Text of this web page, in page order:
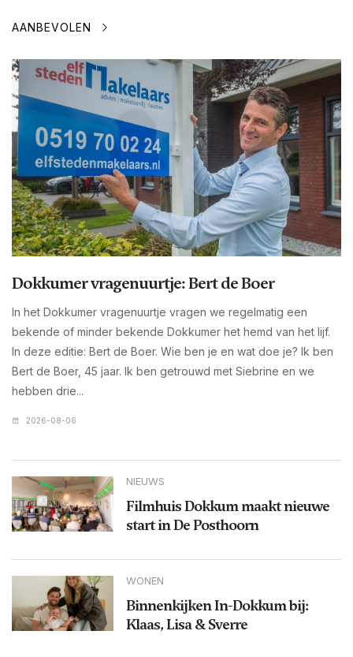
AANBEVOLEN
Dokkumer vragenuurtje: Bert de Boer
In het Dokkumer vragenuurtje vragen we regelmatig een
bekende of minder bekende Dokkumer het hemd van het lijf.
In deze editie: Bert de Boer. Wie ben je en wat doe je? Ik ben
Bert de Boer, 45 jaar. Ik ben getrouwd met Siebrine en we
hebben drie...
2026-08-06
NIEUWS
Filmhuis Dokkum maakt nieuwe
start in De Posthoorn
WONEN
Binnenkijken In-Dokkum bij:
Klaas, Lisa & Sverre